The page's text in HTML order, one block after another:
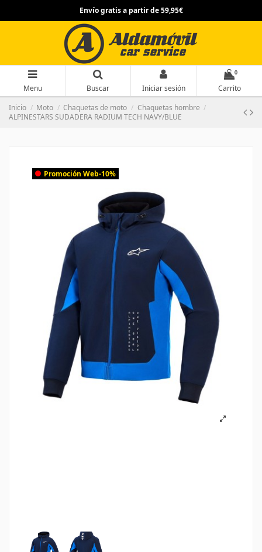
Envío gratis a partir de 59,95€
Menu Buscar Iniciar sesión
0
Carrito
Inicio
Moto Chaquetas de moto
Chaquetas hombre
ALPINESTARS SUDADERA RADIUM TECH NAVY/BLUE
Promoción Web-10%